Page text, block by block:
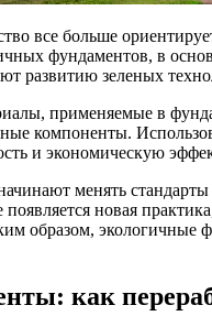
все больше
фундаментов, в
развитию зеленых
применяемые в
компоненты.
и экономическую
менять
появляется новая
образом,
как